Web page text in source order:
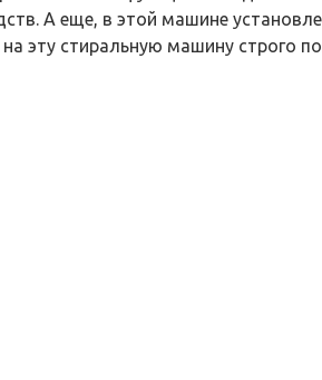
А еще, в этой машине
эту стиральную машину строго